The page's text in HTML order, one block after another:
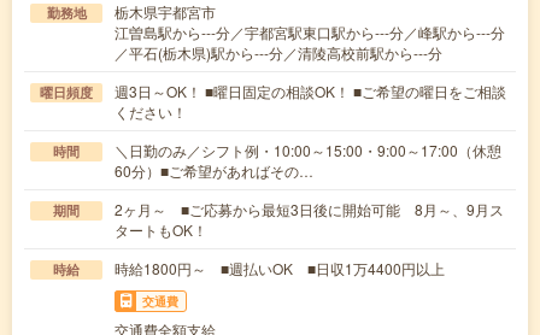
勤務地
栃木県宇都宮市
江曽島駅から---分／宇都宮駅東口駅から---分／峰駅から---分
／平石(栃木県)駅から---分／清陵高校前駅から---分
曜日頻度
週3日～OK！ ■曜日固定の相談OK！ ■ご希望の曜日をご相談
ください！
時間
＼日勤のみ／シフト例・10:00～15:00・9:00～17:00（休憩
60分）■ご希望があればその…
期間
2ヶ月～ ■ご応募から最短3日後に開始可能 8月～、9月ス
タートもOK！
時給 時給1800円～ ■週払いOK ■日収1万4400円以上
交通費
交通費全額支給